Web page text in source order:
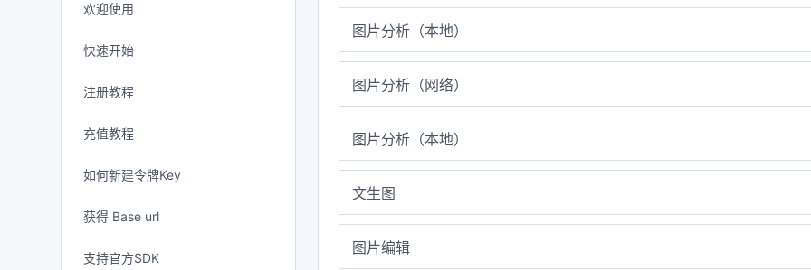
欢迎使用
快速开始
注册教程
充值教程
如何新建令牌Key
获得 Base url
支持官方SDK
图片分析（本地）
图片分析（网络）
图片分析（本地）
文生图
图片编辑